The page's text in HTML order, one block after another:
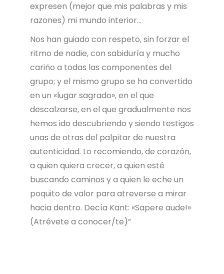
expresen (mejor que mis palabras y mis
razones) mi mundo interior…
Nos han guiado con respeto, sin forzar el
ritmo de nadie, con sabiduría y mucho
cariño a todas las componentes del
grupo; y el mismo grupo se ha convertido
en un «lugar sagrado», en el que
descalzarse, en el que gradualmente nos
hemos ido descubriendo y siendo testigos
unas de otras del palpitar de nuestra
autenticidad. Lo recomiendo, de corazón,
a quien quiera crecer, a quien esté
buscando caminos y a quien le eche un
poquito de valor para atreverse a mirar
hacia dentro. Decía Kant: «Sapere aude!»
(Atrévete a conocer/te)”